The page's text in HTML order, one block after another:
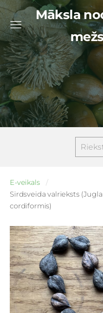
Māksla
E-veikals
Sirdsveida valrieksts
cordiformis)